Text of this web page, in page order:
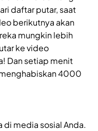
daftar putar, saat
berikutnya akan
mungkin lebih
ke video
Dan setiap menit
4000
di media sosial Anda.